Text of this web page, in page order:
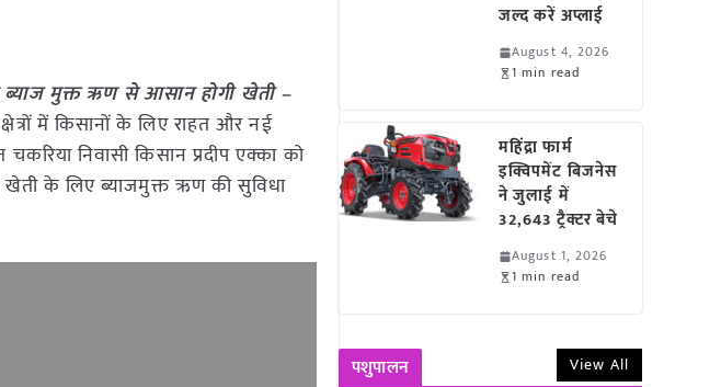
ब्याज मुक्त ऋण से आसान होगी खेती –
में किसानों के लिए राहत और नई
निवासी किसान प्रदीप एक्का को
खेती के लिए ब्याजमुक्त ऋण की सुविधा
जल्द करें अप्लाई
August 4, 2026
1 min read
महिंद्रा फार्म
इक्विपमेंट बिजनेस
ने जुलाई में
32,643 ट्रैक्टर बेचे
August 1, 2026
1 min read
पशुपालन View All